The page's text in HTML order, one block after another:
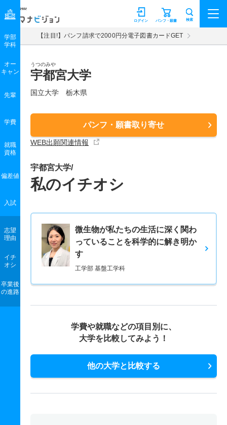
マナビジョン パンフ・願書
ログイン 検索
【注目!】パンフ請求で2000円分電子図書カードGET
うつのみや
宇都宮大学
国立大学 栃木県
パンフ・願書取り寄せ
WEB出願関連情報
学部
学科
オー
キャン
先輩
学費
就職
資格
偏差値
入試
志望
理由
イチ
オシ
卒業後
の進路
宇都宮大学/
私のイチオシ
微生物が私たちの生活に深く関わ
っていることを科学的に解き明か
す
工学部 基盤工学科
学費や就職などの項目別に、
大学を比較してみよう！
他の大学と比較する